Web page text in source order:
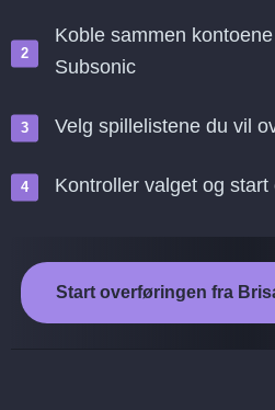
Koble sammen
Subsonic
Velg spillelistene du vil
Kontroller valget og start
Start overføringen fra